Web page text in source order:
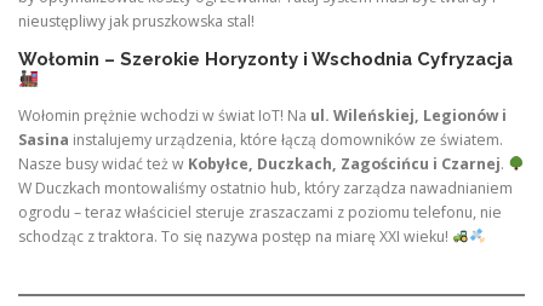
nieustępliwy jak pruszkowska stal!
Wołomin – Szerokie Horyzonty i Wschodnia Cyfryzacja
Wołomin prężnie wchodzi w świat IoT! Na ul. Wileńskiej, Legionów i
Sasina instalujemy urządzenia, które łączą domowników ze światem.
Nasze busy widać też w Kobyłce, Duczkach, Zagościńcu i Czarnej.
W Duczkach montowaliśmy ostatnio hub, który zarządza nawadnianiem
ogrodu – teraz właściciel steruje zraszaczami z poziomu telefonu, nie
schodząc z traktora. To się nazywa postęp na miarę XXI wieku!